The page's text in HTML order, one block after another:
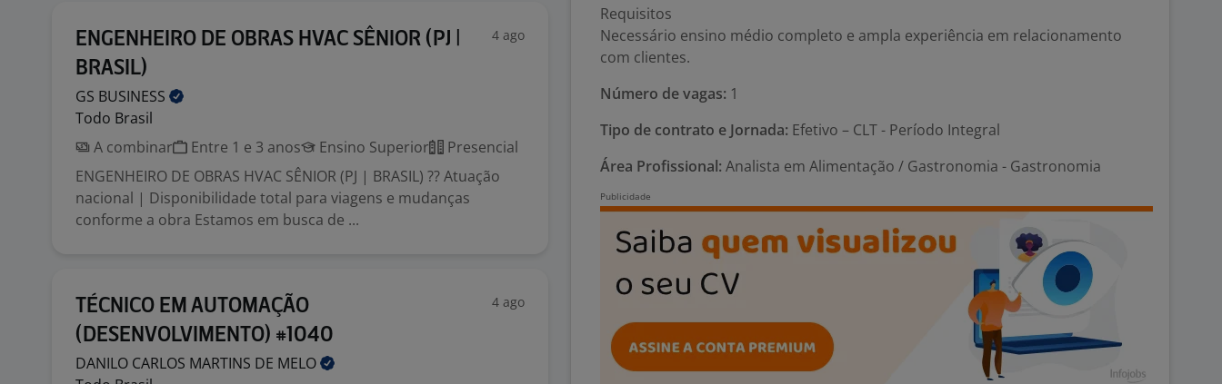
ENGENHEIRO DE OBRAS HVAC SÊNIOR (PJ |
BRASIL)
4 ago
GS BUSINESS
Todo Brasil
A combinar
Entre 1 e 3 anos Ensino Superior
Presencial
ENGENHEIRO DE OBRAS HVAC SÊNIOR (PJ | BRASIL) ?? Atuação
nacional | Disponibilidade total para viagens e mudanças
conforme a obra Estamos em busca de ...
TÉCNICO EM AUTOMAÇÃO
(DESENVOLVIMENTO) #1040
4 ago
DANILO CARLOS MARTINS DE MELO
Requisitos
Necessário ensino médio completo e ampla experiência em relacionamento
com clientes.
Número de vagas: 1
Tipo de contrato e Jornada: Efetivo – CLT - Período Integral
Área Profissional: Analista em Alimentação / Gastronomia - Gastronomia